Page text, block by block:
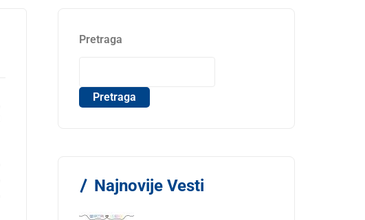
Pretraga
Pretraga
Najnovije Vesti